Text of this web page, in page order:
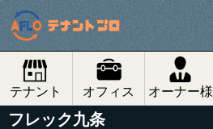
テナント オフィス オーナー様
フレック九条